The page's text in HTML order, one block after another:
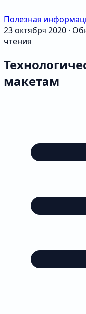
Полезная
23 октября 2020 ·
чтения
макетам